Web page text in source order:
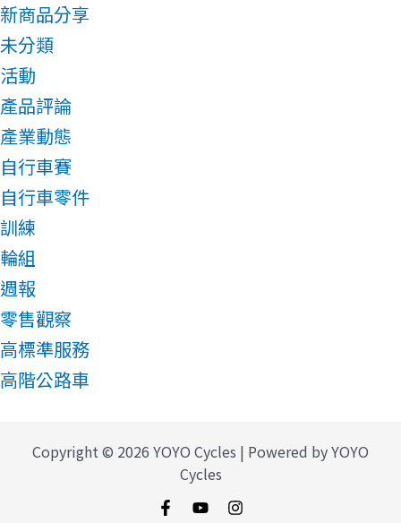
新商品分享
未分類
活動
產品評論
產業動態
自行車賽
自行車零件
訓練
輪組
週報
零售觀察
高標準服務
高階公路車
Copyright © 2026 YOYO Cycles | Powered by YOYO
Cycles